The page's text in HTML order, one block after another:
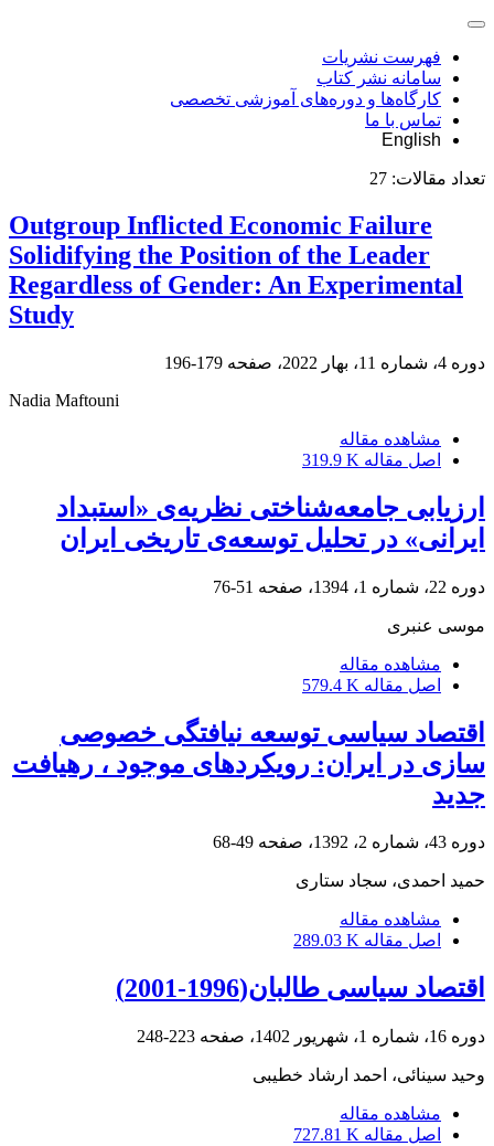
فهرست نشریات
سامانه نشر کتاب
کارگاه‌ها و دوره‌های آموزشی تخصصی
تماس با ما
English
تعداد مقالات: 27
Outgroup Inflicted Economic Failure
Solidifying the Position of the Leader
Regardless of Gender: An Experimental
Study
دوره 4، شماره 11، بهار 2022، صفحه
179-196
Nadia Maftouni
مشاهده مقاله
اصل مقاله 319.9 K
ارزیابی جامعه‌شناختی نظریه‌ی «استبداد
ایرانی» در تحلیل توسعه‌ی تاریخی ایران
دوره 22، شماره 1، 1394، صفحه 51-76
موسی عنبری
مشاهده مقاله
اصل مقاله 579.4 K
اقتصاد سیاسی توسعه نیافتگی خصوصی
سازی در ایران: رویکردهای موجود ، رهیافت
جدید
دوره 43، شماره 2، 1392، صفحه 49-68
حمید احمدی، سجاد ستاری
مشاهده مقاله
اصل مقاله 289.03 K
اقتصاد سیاسی طالبان(1996-2001)
دوره 16، شماره 1، شهریور 1402، صفحه 223-248
وحید سینائی، احمد ارشاد خطیبی
مشاهده مقاله
اصل مقاله 727.81 K